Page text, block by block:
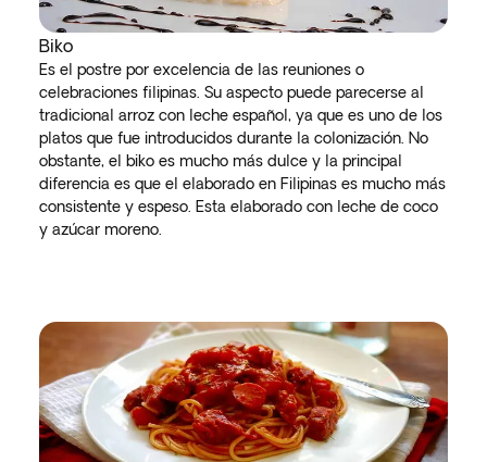
Biko
Es el postre por excelencia de las reuniones o
celebraciones filipinas. Su aspecto puede parecerse al
tradicional arroz con leche español, ya que es uno de los
platos que fue introducidos durante la colonización. No
obstante, el biko es mucho más dulce y la principal
diferencia es que el elaborado en Filipinas es mucho más
consistente y espeso. Esta elaborado con leche de coco
y azúcar moreno.